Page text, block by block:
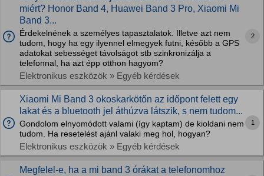
miért? Honor Band 4, Huawei Band 3 Pro, Xiaomi Mi
Band 3...
Érdekelnének a személyes tapasztalatok. Illetve azt nem
tudom, hogy ha egy ilyennel elmegyek futni, később a GPS
adatokat sebességet távolságot stb szinkronizálja a
telefonnal, ha azt épp otthon hagyom?
Elektronikus eszközök » Egyéb kérdések
2
Xiaomi Mi Band 3 okoskarkötőn az időpont felett egy
lakat és a bluetooth jel áthúzva látszik, s nem tudom...
Gondolom elnyomódott valami (így kaptam) de kioldani nem
tudom. Ha resetelést ajánl valaki meg hol, hogyan?
Elektronikus eszközök » Egyéb kérdések
1
Megfelel-e, ha a mi band 3 órákat a telefonomhoz